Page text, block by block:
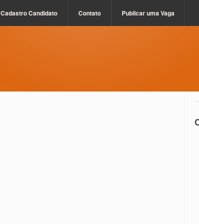
Cadastro Candidato Contato Publicar uma Vaga